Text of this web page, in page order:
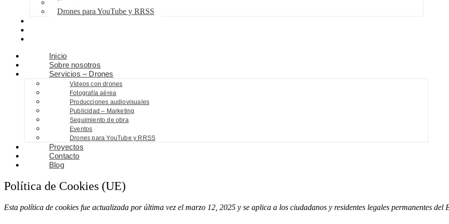
Eventos
Drones para YouTube y RRSS
Inicio
Sobre nosotros
Servicios – Drones
Vídeos con drones
Fotografía aérea
Producciones audiovisuales
Publicidad – Marketing
Seguimiento de obra
Eventos
Drones para YouTube y RRSS
Proyectos
Contacto
Blog
Política de Cookies (UE)
Esta política de cookies fue actualizada por última vez el marzo 12, 2025 y se aplica a los ciudadanos y residentes legales permanentes del